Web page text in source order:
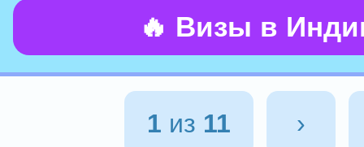
🔥 Визы в
1 из 11 ›